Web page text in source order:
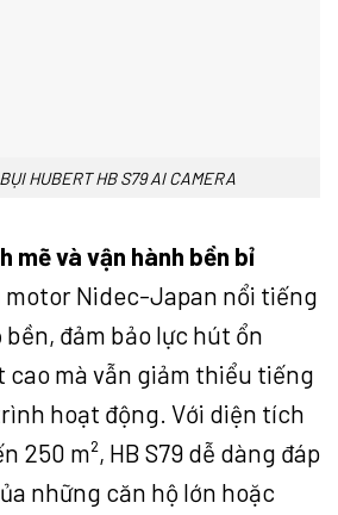
HUBERT HB S79 AI CAMERA
mẽ và vận hành bền bỉ
motor Nidec-Japan nổi tiếng
bền, đảm bảo lực hút ổn
cao mà vẫn giảm thiểu tiếng
hoạt động. Với diện tích
250 m², HB S79 dễ dàng đáp
những căn hộ lớn hoặc